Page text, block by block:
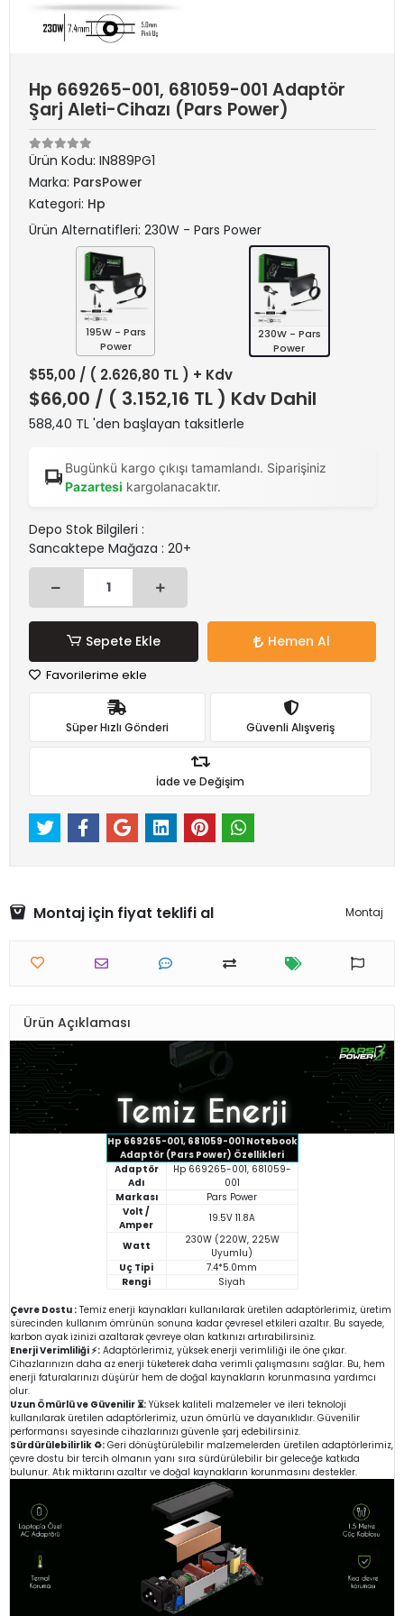
Hp 669265-001, 681059-001 Adaptör
Şarj Aleti-Cihazı (Pars Power)
Ürün Kodu: IN889PG1
Marka: ParsPower
Kategori: Hp
Ürün Alternatifleri: 230W - Pars Power
195W - Pars
Power
230W - Pars
Power
$55,00 / ( 2.626,80 TL ) + Kdv
$66,00 / ( 3.152,16 TL ) Kdv Dahil
588,40 TL 'den başlayan taksitlerle
Bugünkü kargo çıkışı tamamlandı. Siparişiniz
Pazartesi kargolanacaktır.
Depo Stok Bilgileri :
Sancaktepe Mağaza : 20+
Sepete Ekle Hemen Al
Favorilerime ekle
Süper Hızlı Gönderi Güvenli Alışveriş
İade ve Değişim
Montaj için fiyat teklifi al Montaj
Ürün Açıklaması
Hp 669265-001, 681059-001 Notebook
Adaptör (Pars Power) Özellikleri
Adaptör
Adı
Hp 669265-001, 681059-
001
Markası
Pars Power
Volt /
Amper
19.5V 11.8A
Watt
230W (220W, 225W
Uyumlu)
Uç Tipi
7.4*5.0mm
Rengi
Siyah
Çevre Dostu : Temiz enerji kaynakları kullanılarak üretilen adaptörlerimiz, üretim
sürecinden kullanım ömrünün sonuna kadar çevresel etkileri azaltır. Bu sayede,
karbon ayak izinizi azaltarak çevreye olan katkınızı artırabilirsiniz.
Enerji Verimliliği ⚡: Adaptörlerimiz, yüksek enerji verimliliği ile öne çıkar.
Cihazlarınızın daha az enerji tüketerek daha verimli çalışmasını sağlar. Bu, hem
enerji faturalarınızı düşürür hem de doğal kaynakların korunmasına yardımcı
olur.
Uzun Ömürlü ve Güvenilir ⏳: Yüksek kaliteli malzemeler ve ileri teknoloji
kullanılarak üretilen adaptörlerimiz, uzun ömürlü ve dayanıklıdır. Güvenilir
performansı sayesinde cihazlarınızı güvenle şarj edebilirsiniz.
Sürdürülebilirlik ♻️: Geri dönüştürülebilir malzemelerden üretilen adaptörlerimiz,
çevre dostu bir tercih olmanın yanı sıra sürdürülebilir bir geleceğe katkıda
bulunur. Atık miktarını azaltır ve doğal kaynakların korunmasını destekler.